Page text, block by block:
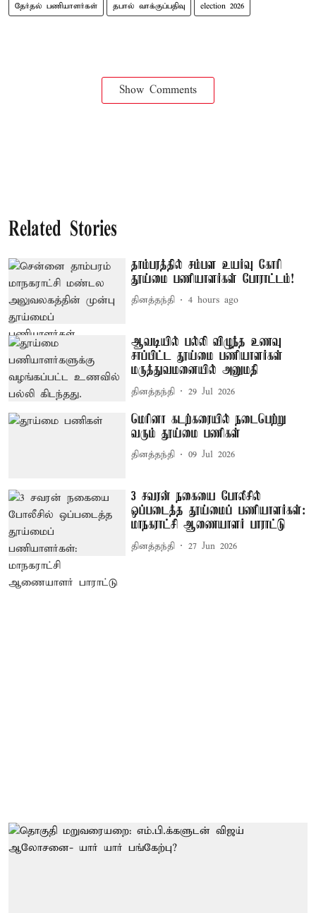
தேர்தல் பணியாளர்கள் தபால் வாக்குப்பதிவு election 2026
Show Comments
Related Stories
தாம்பரத்தில் சம்பள உயர்வு கோரி
தூய்மை பணியாளர்கள் போராட்டம்!
தினத்தந்தி 4 hours ago
ஆவடியில் பல்லி விழுந்த உணவு
சாப்பிட்ட தூய்மை பணியாளர்கள்
மருத்துவமனையில் அனுமதி
தினத்தந்தி 29 Jul 2026
மெரினா கடற்கரையில் நடைபெற்று
வரும் தூய்மை பணிகள்
தினத்தந்தி 09 Jul 2026
3 சவரன் நகையை போலீசில்
ஒப்படைத்த தூய்மைப் பணியாளர்கள்:
மாநகராட்சி ஆணையாளர் பாராட்டு
தினத்தந்தி 27 Jun 2026